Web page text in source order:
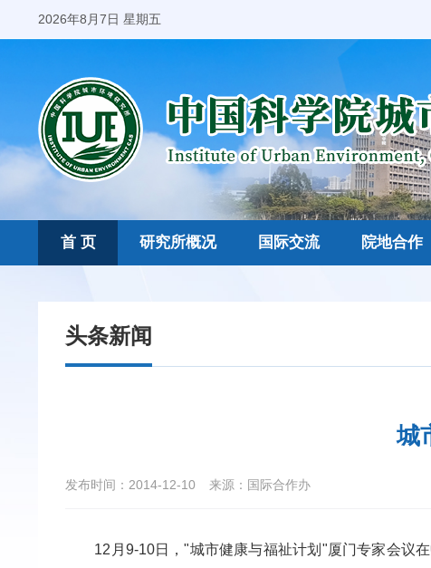
2026年8月7日 星期五
首 页 研究所概况 国际交流 院地合作
头条新闻
城
发布时间：2014-12-10 来源：国际合作办
12 月 9-10日，"城市健康与福祉计划"厦门专家会议